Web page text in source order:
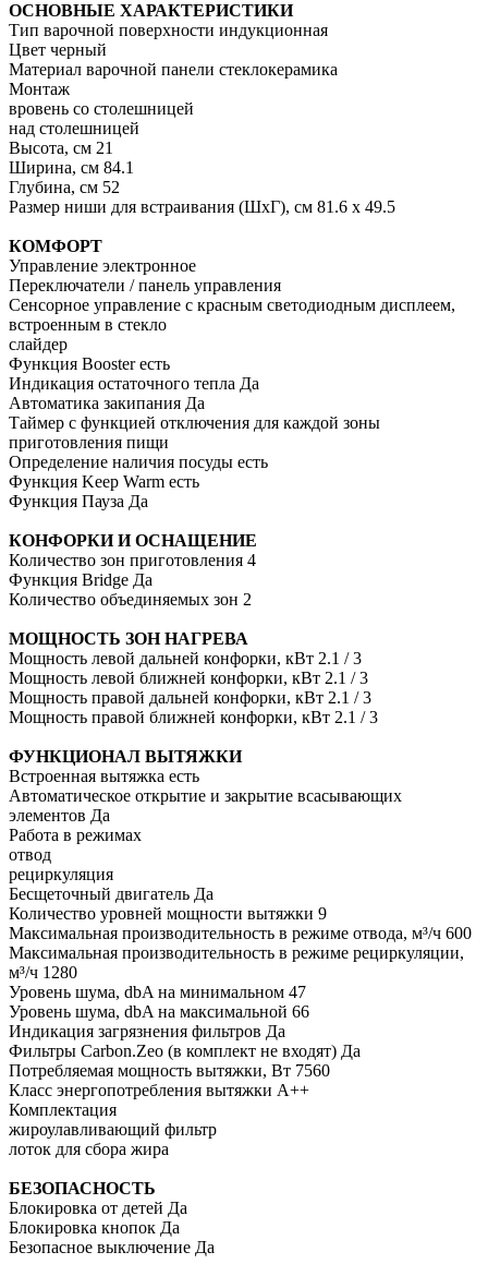
ОСНОВНЫЕ ХАРАКТЕРИСТИКИ
Тип варочной поверхности индукционная
Цвет черный
Материал варочной панели стеклокерамика
Монтаж
вровень со столешницей
над столешницей
Высота, см 21
Ширина, см 84.1
Глубина, см 52
Размер ниши для встраивания (ШхГ), см 81.6 х 49.5
КОМФОРТ
Управление электронное
Переключатели / панель управления
Сенсорное управление с красным светодиодным дисплеем,
встроенным в стекло
слайдер
Функция Booster есть
Индикация остаточного тепла Да
Автоматика закипания Да
Таймер с функцией отключения для каждой зоны
приготовления пищи
Определение наличия посуды есть
Функция Keep Warm есть
Функция Пауза Да
КОНФОРКИ И ОСНАЩЕНИЕ
Количество зон приготовления 4
Функция Bridge Да
Количество объединяемых зон 2
МОЩНОСТЬ ЗОН НАГРЕВА
Мощность левой дальней конфорки, кВт 2.1 / 3
Мощность левой ближней конфорки, кВт 2.1 / 3
Мощность правой дальней конфорки, кВт 2.1 / 3
Мощность правой ближней конфорки, кВт 2.1 / 3
ФУНКЦИОНАЛ ВЫТЯЖКИ
Встроенная вытяжка есть
Автоматическое открытие и закрытие всасывающих
элементов Да
Работа в режимах
отвод
рециркуляция
Бесщеточный двигатель Да
Количество уровней мощности вытяжки 9
Максимальная производительность в режиме отвода, м³/ч 600
Максимальная производительность в режиме рециркуляции,
м³/ч 1280
Уровень шума, dbA на минимальном 47
Уровень шума, dbA на максимальной 66
Индикация загрязнения фильтров Да
Фильтры Carbon.Zeo (в комплект не входят) Да
Потребляемая мощность вытяжки, Вт 7560
Класс энергопотребления вытяжки A++
Комплектация
жироулавливающий фильтр
лоток для сбора жира
БЕЗОПАСНОСТЬ
Блокировка от детей Да
Блокировка кнопок Да
Безопасное выключение Да